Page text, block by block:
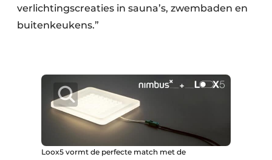
verlichtingscreaties in sauna’s, zwembaden en
buitenkeukens.”
Loox5 vormt de perfecte match met de